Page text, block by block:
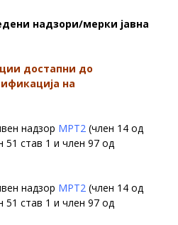
надзори/мерки јавна
достапни до
на
надзор МРТ2 (член 14 од
51 став 1 и член 97 од
надзор МРТ2 (член 14 од
51 став 1 и член 97 од